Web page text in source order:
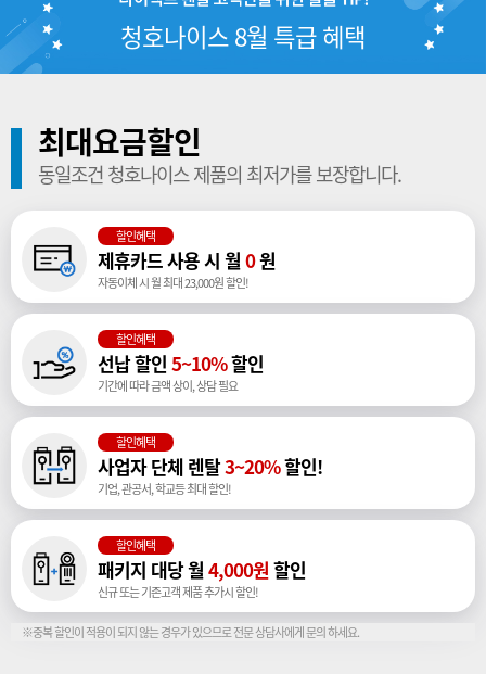
청호나이스 8월 특급 혜택
최대요금할인
동일조건 청호나이스 제품의 최저가를 보장합니다.
할인혜택
제휴카드 사용 시 월 0원
자동이체 시 월 최대 23,000원 할인!
할인혜택
선납 할인 5~10%할인
기간에 따라 금액 상이, 상담 필요
할인혜택
사업자 단체 렌탈3~20%할인!
기업, 관공서, 학교등 최대 할인!
할인혜택
패키지 대당 월 4,000원 할인
신규 또는 기존고객 제품 추가시 할인!
※중복 할인이 적용이 되지 않는 경우가 있으므로 전문 상담사에게 문의 하세요.